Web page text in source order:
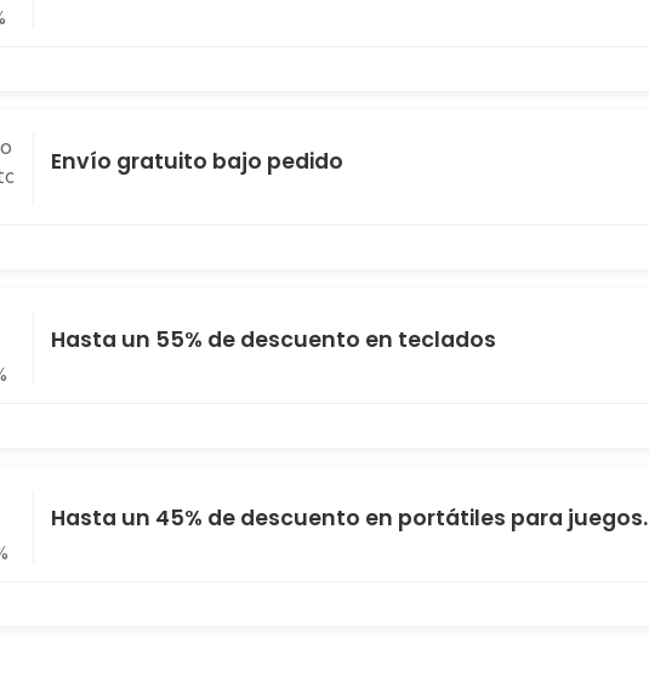
Envío gratuito bajo pedido
Hasta un 55% de descuento en teclados
Hasta un 45% de descuento en portátiles para juegos.